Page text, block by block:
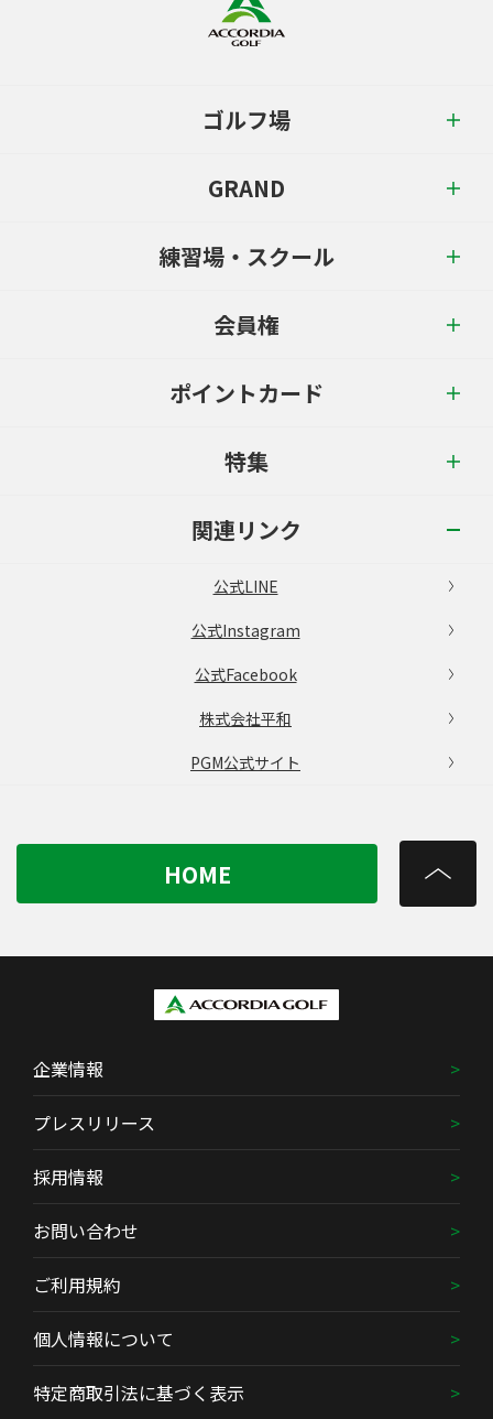
ゴルフ場
GRAND
練習場・スクール
会員権
ポイントカード
特集
関連リンク
公式LINE
公式Instagram
公式Facebook
株式会社平和
PGM公式サイト
HOME
企業情報
プレスリリース
採用情報
お問い合わせ
ご利用規約
個人情報について
特定商取引法に基づく表示